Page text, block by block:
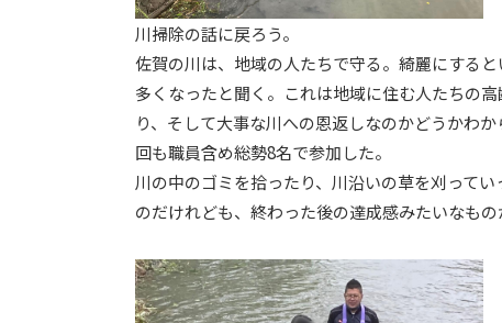
川掃除の話に戻ろう。
佐賀の川は、地域の人たちで守る。綺麗にする
多くなったと聞く。これは地域に住む人たちの
り、そして大事な川への恩返しなのかどうかわ
回も職員含め総勢8名で参加した。
川の中のゴミを拾ったり、川沿いの草を刈って
のだけれども、終わった後の達成感みたいなも